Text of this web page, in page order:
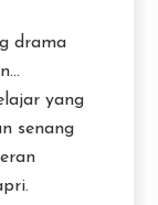
drama
yang
senang